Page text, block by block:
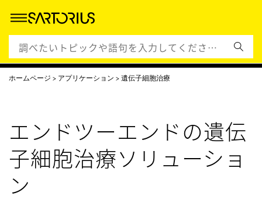
ソリューション
遺伝子細胞治療
の詳細
製品
継続的な取
み
ホームページ アプリケーション 遺伝子細胞治療
エンドツーエンドの遺伝
子細胞治療ソリューショ
ン